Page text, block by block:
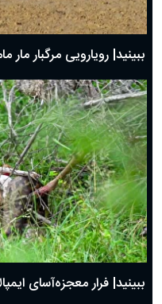
ببینید| رویارویی مرگبار مار
ببینید| فرار معجزه‌آسای